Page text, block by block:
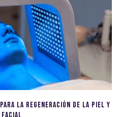
la Regeneración de la Piel y